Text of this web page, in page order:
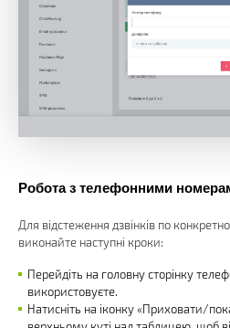
Робота з телефонними
Для відстеження дзвінків по
виконайте наступні кроки:
Перейдіть на головну сторінку
використовуєте.
Натисніть на іконку «Приховати/